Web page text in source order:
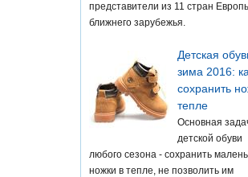
представители из 11 стран
ближнего зарубежья.
Детская
зима 2016:
сохранить
тепле
Основная
детской обуви
любого сезона - сохранить
ножки в тепле, не позволить им